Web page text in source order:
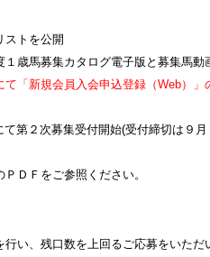
トを公開
歳馬募集カタログ電子版と募集馬動
「新規会員入会申込登録（Web）
第２次募集受付開始(受付締切は９
ＤＦをご参照ください。
い、残口数を上回るご応募をいただ